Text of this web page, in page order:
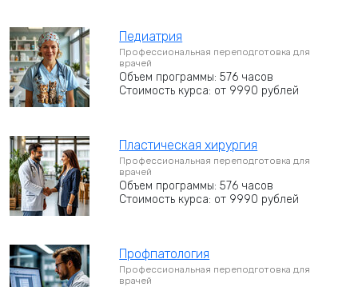
Педиатрия
Профессиональная переподготовка для
врачей
Объем программы: 576 часов
Стоимость курса: от 9990 рублей
Пластическая хирургия
Профессиональная переподготовка для
врачей
Объем программы: 576 часов
Стоимость курса: от 9990 рублей
Профпатология
Профессиональная переподготовка для
врачей